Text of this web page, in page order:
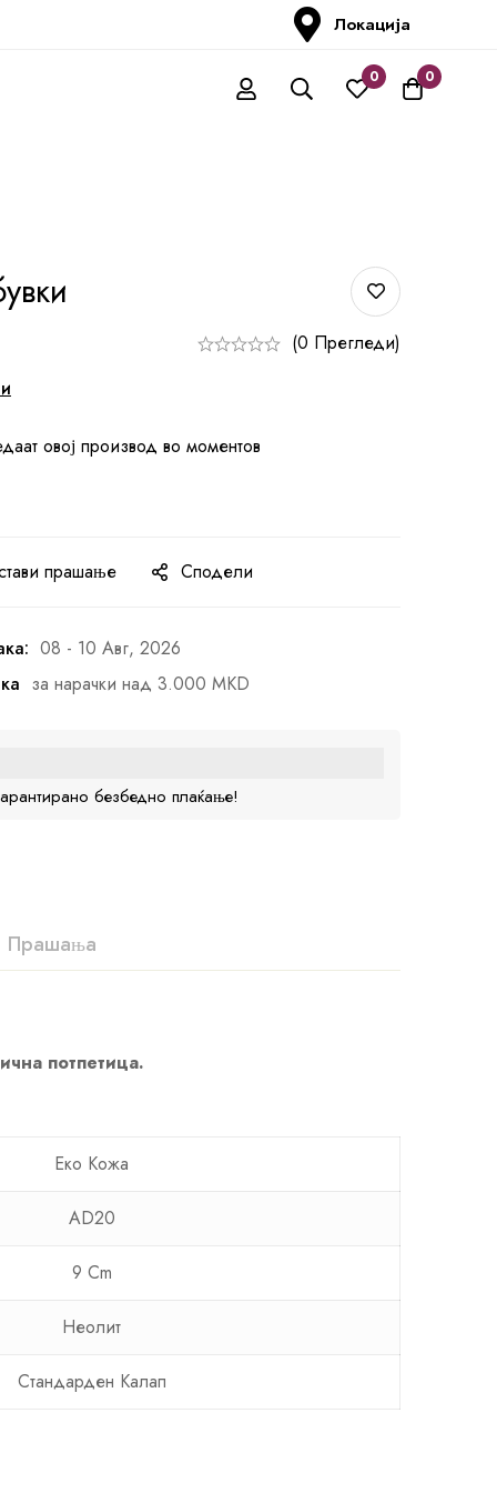
Локација
0 0
(0 Прегледи)
овој производ во моментов
прашање Сподели
08 - 10 Авг, 2026
за нарачки над 3.000 MKD
безбедно плаќање!
Прашања
потпетица.
Еко Кожа
AD20
9 Cm
Неолит
Стандарден Калап